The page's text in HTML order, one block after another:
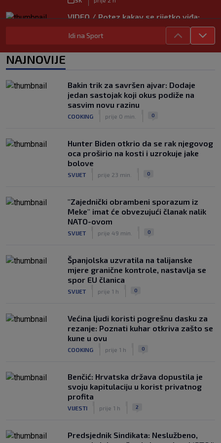
VIDEO / Potez kakav se rijetko viđa:
Kada pomoć nije stigla, na rukama je
iznio suigrača u bolovima
SK prije 3 h
Dinamo u finalu Ramljaka! Sutra protiv
Ajaxa na glavnom terenu Maksimira
|
prije 3 h
Idi na Sport
NAJNOVIJE
Bakin trik za savršen ajvar: Dodaje
jedan sastojak koji okus podiže na
sasvim novu razinu
COOKING prije 0 min. 0
Hunter Biden otkrio da se rak njegovog
oca proširio na kosti i uzrokuje jake
bolove
SVIJET prije 23 min. 0
"Zajednički obrambeni sporazum iz
Meke" imat će obvezujući članak nalik
NATO-ovom
SVIJET prije 49 min. 0
Španjolska uzvratila na talijanske
mjere granične kontrole, nastavlja se
spor EU članica
SVIJET prije 1 h 0
Većina ljudi koristi pogrešnu dasku za
rezanje: Poznati kuhar otkriva zašto se
kune u ovu
COOKING prije 1 h 0
Benčić: Hrvatska država dopustila je
svoju kapitulaciju u korist privatnog
profita
VIJESTI prije 1 h 2
Predsjednik Sindikata: Neslužbeno,